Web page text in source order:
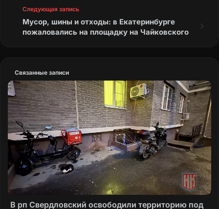
Следующая запись
Мусор, шины и отходы: в Екатеринбурге
пожаловались на площадку на Чайковского
Связанные записи
В рп Свердловский освободили территорию под